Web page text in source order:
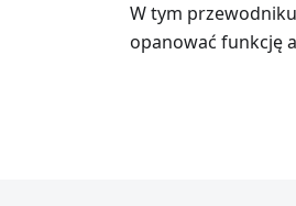
W tym
opanować funkcję